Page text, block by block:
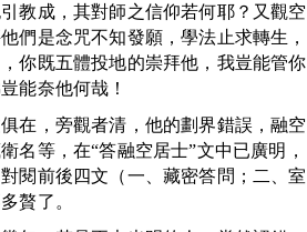
教成，其對師之信仰若何耶？又觀空
們是念咒不知發願，學法止求轉生，
你既五體投地的崇拜他，我豈能管你
能奈他何哉！
，旁觀者清，他的劃界錯誤，融空
名等，在“答融空居士”文中已廣明，
閱前後四文（一、藏密答問；二、室
贅了。